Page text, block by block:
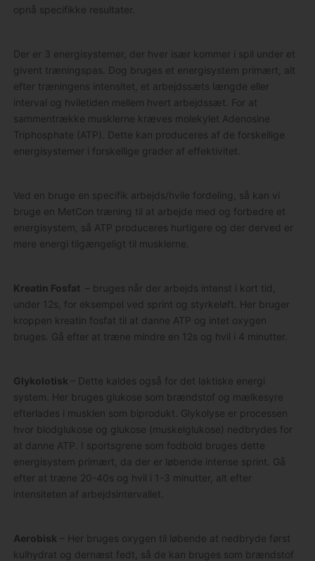
opnå specifikke resultater.
Der er 3 energisystemer, der hver især kommer i spil under et
givent træningspas. Dog bruges et energisystem primært, alt
efter træningens intensitet, et arbejdssæts længde eller
interval og hviletiden mellem hvert arbejdssæt. For at
sammentrække musklerne kræves molekylet Adenosine
Triphosphate (ATP). Dette kan produceres af de forskellige
energisystemer i forskellige grader af effektivitet.
Ved en bruge en specifik arbejds/hvile fordeling, så kan vi
bruge en MetCon træning til at arbejde med og forbedre et
energisystem, så ATP produceres hurtigere og der derved er
mere energi tilgængeligt til musklerne.
Kreatin Fosfat – bruges når der arbejds intenst i kort tid,
under 12s, for eksempel ved sprint og styrkeløft. Her bruger
kroppen kreatin fosfat til at danne ATP og intet oxygen
bruges. Gå efter at træne mindre en 12s og hvil i 4 minutter.
Glykolotisk
– Dette kaldes også for det laktiske energi
system. Her bruges glukose som brændstof og mælkesyre
efterlades i musklen som biprodukt. Glykolyse er processen
hvor blodglukose og glukose (muskelglukose) nedbrydes for
at danne ATP. I sportsgrene som fodbold bruges dette
energisystem primært, da der er løbende intense sprint. Gå
efter at træne 20-40s og hvil i 1-3 minutter, alt efter
intensiteten af arbejdsintervallet.
Aerobisk – Her bruges oxygen til løbende at nedbryde først
kulhydrat og dernæst fedt, så de kan bruges som brændstof